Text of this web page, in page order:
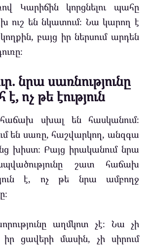
Կարիճին կորցնելու պահը
ուշ են նկատում։ Նա կարող է
բայց իր ներսում արդեն
նրա սառնությունը
ոչ թե էություն
հաճախ սխալ են հասկանում։
են սառը, հաշվարկող, անզգա
խիստ։ Բայց իրականում նրա
շատ հաճախ
է, ոչ թե նրա ամբողջ
աղմկոտ չէ։ Նա չի
իր ցավերի մասին, չի սիրում